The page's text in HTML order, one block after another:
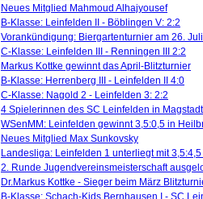
Neues Mitglied Mahmoud Alhajyousef
B-Klasse: Leinfelden II - Böblingen V: 2:2
Vorankündigung: Biergartenturnier am 26. Juli
C-Klasse: Leinfelden III - Renningen III 2:2
Markus Kottke gewinnt das April-Blitzturnier
B-Klasse: Herrenberg III - Leinfelden II 4:0
C-Klasse: Nagold 2 - Leinfelden 3: 2:2
4 Spielerinnen des SC Leinfelden in Magstadt
WSenMM: Leinfelden gewinnt 3,5:0,5 in
Neues Mitglied Max Sunkovsky
Landesliga: Leinfelden 1 unterliegt mit
2. Runde Jugendvereinsmeisterschaft
Dr.Markus Kottke - Sieger beim März
B-Klasse: Schach-Kids Bernhausen I - SC